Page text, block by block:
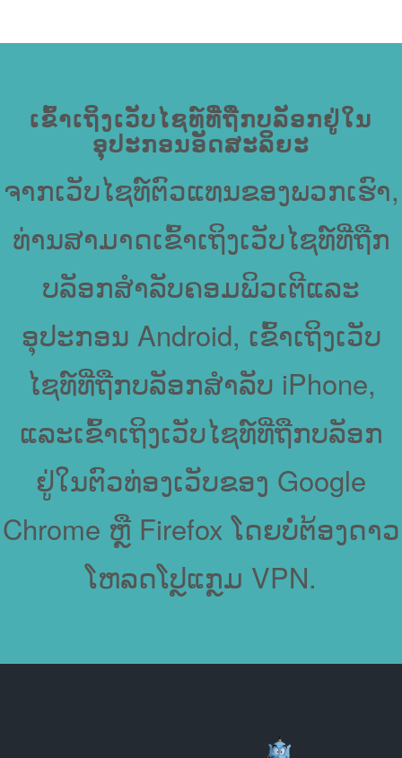
ເຂົ້າເຖິງເວັບໄຊທ໌ທີ່ຖືກບລັອກຢູ່ໃນ
ອຸປະກອນອັດສະລິຍະ
ຈາກເວັບໄຊທ໌ຕົວແທນຂອງພວກເຮົາ,
ທ່ານສາມາດເຂົ້າເຖິງເວັບໄຊທ໌ທີ່ຖືກ
ບລັອກສໍາລັບຄອມພິວເຕີແລະ
ອຸປະກອນ Android, ເຂົ້າເຖິງເວັບ
ໄຊທ໌ທີ່ຖືກບລັອກສໍາລັບ iPhone,
ແລະເຂົ້າເຖິງເວັບໄຊທ໌ທີ່ຖືກບລັອກ
ຢູ່ໃນຕົວທ່ອງເວັບຂອງ Google
Chrome ຫຼື Firefox ໂດຍບໍ່ຕ້ອງດາວ
ໂຫລດໂປຼແກຼມ VPN.